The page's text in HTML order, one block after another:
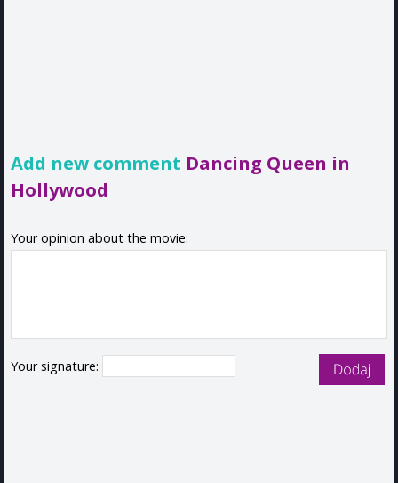
Add new comment Dancing Queen in
Hollywood
Your opinion about the movie:
Your signature: